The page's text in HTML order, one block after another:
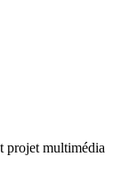
projet multimédia